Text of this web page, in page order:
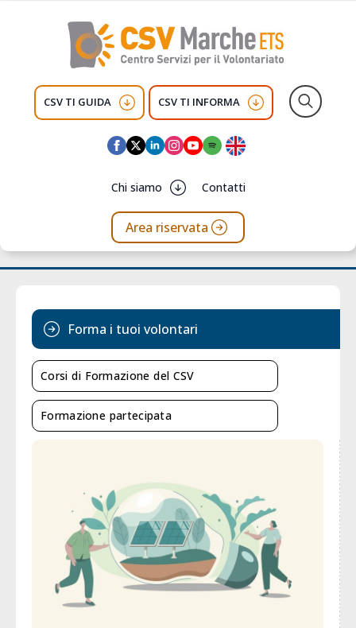
CSV TI GUIDA CSV TI INFORMA
Chi siamo Contatti
Area riservata
Forma i tuoi volontari
Corsi di Formazione del CSV
Formazione partecipata